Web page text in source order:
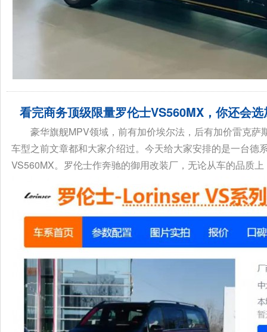
看完商务顶级限量罗伦士VS560MX，你还会
豪华旗舰MPV领域，前有加价埃尔法，后有加价雷克
车型之前文章都和大家介绍过。今天给大家安排的是一台
VS560MX。罗伦士作奔驰的御用改装厂，无论从车的品质